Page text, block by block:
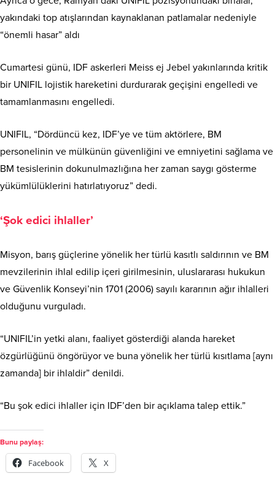
yakındaki top atışlarından kaynaklanan patlamalar nedeniyle
“önemli hasar” aldı
Cumartesi günü, IDF askerleri Meiss ej Jebel yakınlarında kritik
bir UNIFIL lojistik hareketini durdurarak geçişini engelledi ve
tamamlanmasını engelledi.
UNIFIL, “Dördüncü kez, IDF’ye ve tüm aktörlere, BM
personelinin ve mülkünün güvenliğini ve emniyetini sağlama ve
BM tesislerinin dokunulmazlığına her zaman saygı gösterme
yükümlülüklerini hatırlatıyoruz” dedi.
‘Şok edici ihlaller’
Misyon, barış güçlerine yönelik her türlü kasıtlı saldırının ve BM
mevzilerinin ihlal edilip içeri girilmesinin, uluslararası hukukun
ve Güvenlik Konseyi’nin 1701 (2006) sayılı kararının ağır ihlalleri
olduğunu vurguladı.
“UNIFIL’in yetki alanı, faaliyet gösterdiği alanda hareket
özgürlüğünü öngörüyor ve buna yönelik her türlü kısıtlama [aynı
zamanda] bir ihlaldir” denildi.
“Bu şok edici ihlaller için IDF’den bir açıklama talep ettik.”
Bunu paylaş:
Facebook X